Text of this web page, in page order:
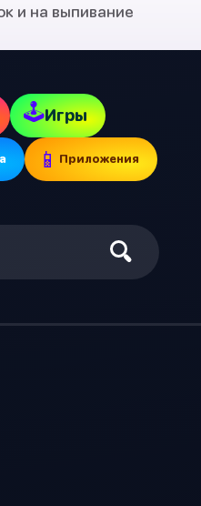
и на выпивание
🕹Игры
📱 Приложения